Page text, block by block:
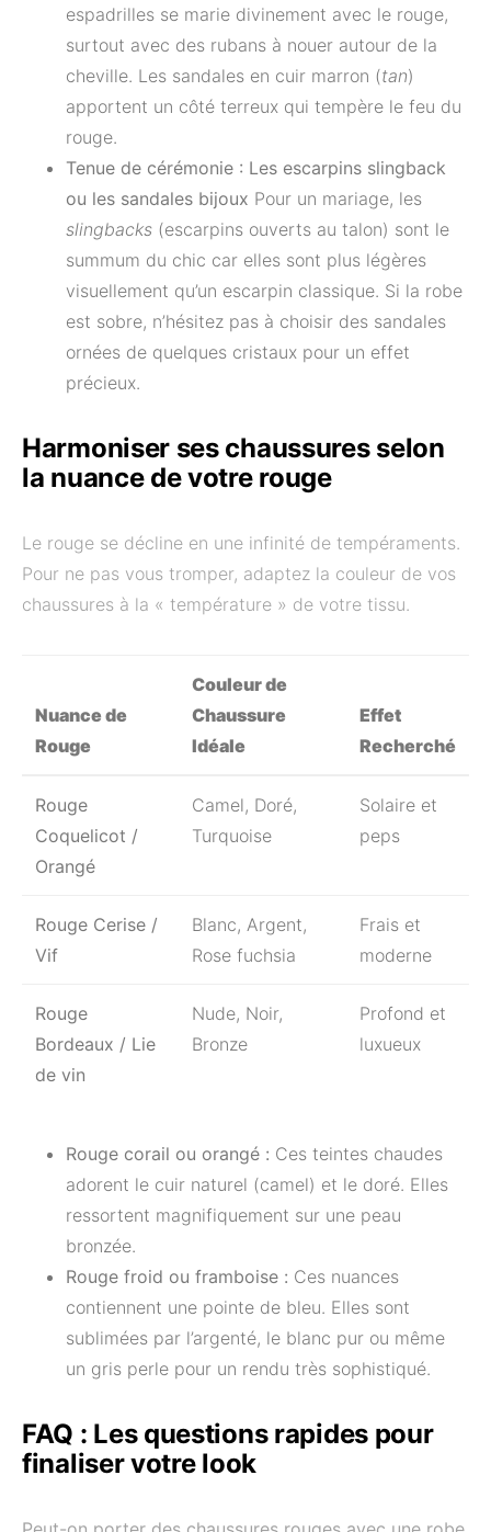
espadrilles se marie divinement avec le rouge,
surtout avec des rubans à nouer autour de la
cheville. Les sandales en cuir marron (tan)
apportent un côté terreux qui tempère le feu du
rouge.
Tenue de cérémonie : Les escarpins slingback
ou les sandales bijoux Pour un mariage, les
slingbacks (escarpins ouverts au talon) sont le
summum du chic car elles sont plus légères
visuellement qu’un escarpin classique. Si la robe
est sobre, n’hésitez pas à choisir des sandales
ornées de quelques cristaux pour un effet
précieux.
Harmoniser ses chaussures selon
la nuance de votre rouge
Le rouge se décline en une infinité de tempéraments.
Pour ne pas vous tromper, adaptez la couleur de vos
chaussures à la « température » de votre tissu.
Nuance de
Rouge
Couleur de
Chaussure
Idéale
Effet
Recherché
Rouge
Coquelicot /
Orangé
Camel, Doré,
Turquoise
Solaire et
peps
Rouge Cerise /
Vif
Blanc, Argent,
Rose fuchsia
Frais et
moderne
Rouge
Bordeaux / Lie
de vin
Nude, Noir,
Bronze
Profond et
luxueux
Rouge corail ou orangé : Ces teintes chaudes
adorent le cuir naturel (camel) et le doré. Elles
ressortent magnifiquement sur une peau
bronzée.
Rouge froid ou framboise : Ces nuances
contiennent une pointe de bleu. Elles sont
sublimées par l’argenté, le blanc pur ou même
un gris perle pour un rendu très sophistiqué.
FAQ : Les questions rapides pour
finaliser votre look